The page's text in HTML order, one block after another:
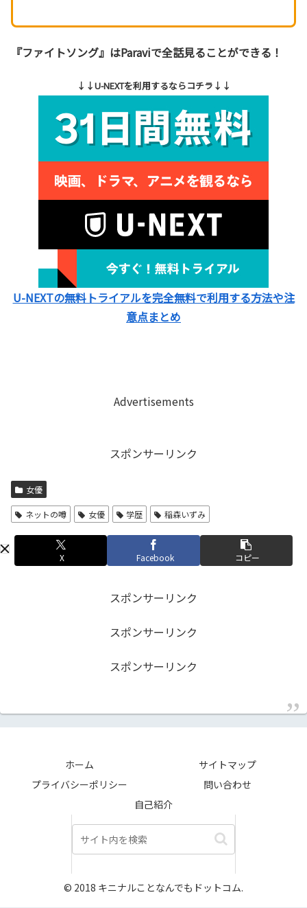
『ファイトソング』はParaviで全話見ることができる！
↓↓U-NEXTを利用するならコチラ↓↓
U-NEXTの無料トライアルを完全無料で利用する方法や注
意点まとめ
Advertisements
スポンサーリンク
女優
ネットの噂 女優 学歴 稲森いずみ
X Facebook コピー
スポンサーリンク
スポンサーリンク
スポンサーリンク
ホーム
サイトマップ
プライバシーポリシー
問い合わせ
自己紹介
© 2018 キニナルことなんでもドットコム.